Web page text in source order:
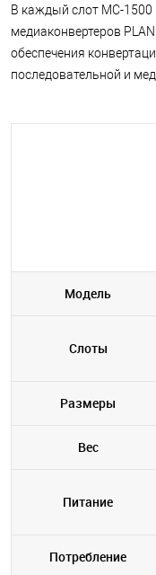
В каждый слот MC-
медиаконвертеров
обеспечения
последовательной и
Модель
Слоты
Размеры
Вес
Питание
Потребление